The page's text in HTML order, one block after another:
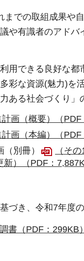
での取組成果や
や有識者のアド
用できる良好な
彩な資源(魅力)を
ある社会づくり」
画（概要）（PDF
画（本編）（PDF
別冊）
（そ
新）（PDF：
づき、令和7年度
書（PDF：299KB）